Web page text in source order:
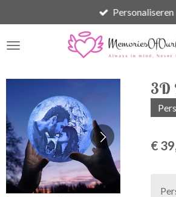
direct
naar
Personaliseren
3D
€